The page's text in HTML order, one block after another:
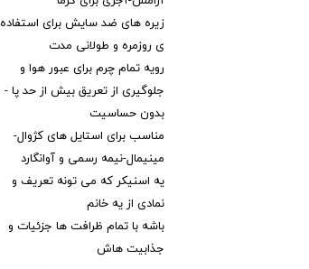
زیره های ضد سایش برای استفاده
ی روزمره و طولانی مدت
رویه تمام چرم برای عبور هوا و
جلوگیری از تعریق بیش از حد پا -
بدون حساسیت
مناسب برای استایل های کژوال-
مینیمال-نیمه رسمی و آوانگارد
یه اسنیکر که می تونه تعریف و
نمادی از یه خانم
باشه با تمام ظرافت ها جزئیات و
جذابیت هاش